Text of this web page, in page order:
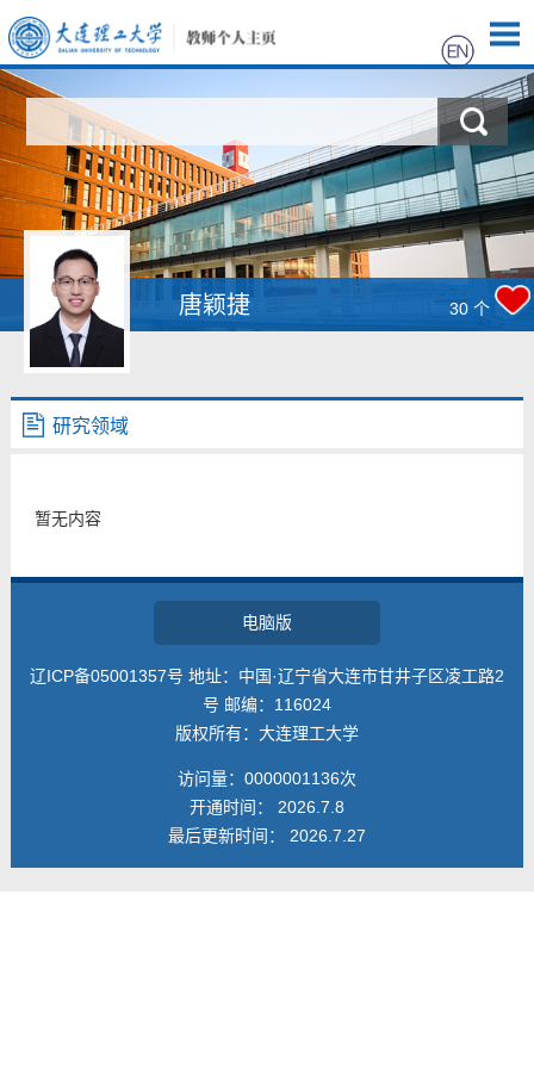
首页
科学研究
教学研究
获奖信息
招生信息
学生信息
唐颖捷 30 个
研究领域
暂无内容
电脑版
辽ICP备05001357号 地址：中国·辽宁省大连市甘井子区凌工路2
号 邮编：116024
版权所有：大连理工大学
访问量： 0000001136次
开通时间： 2026 7 8
最后更新时间： 2026 7 27